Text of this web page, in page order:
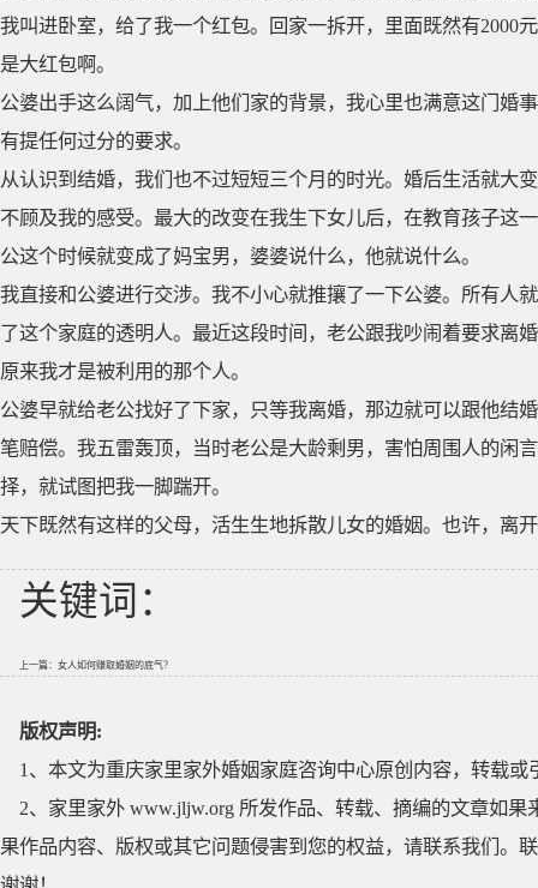
我叫进卧室，给了我一个红包。回家一拆开，里面既然有2000
是大红包啊。
公婆出手这么阔气，加上他们家的背景，我心里也满意这门婚
有提任何过分的要求。
从认识到结婚，我们也不过短短三个月的时光。婚后生活就大
不顾及我的感受。最大的改变在我生下女儿后，在教育孩子这
公这个时候就变成了妈宝男，婆婆说什么，他就说什么。
我直接和公婆进行交涉。我不小心就推攘了一下公婆。所有人
了这个家庭的透明人。最近这段时间，老公跟我吵闹着要求离
原来我才是被利用的那个人。
公婆早就给老公找好了下家，只等我离婚，那边就可以跟他结
笔赔偿。我五雷轰顶，当时老公是大龄剩男，害怕周围人的闲
择，就试图把我一脚踹开。
天下既然有这样的父母，活生生地拆散儿女的婚姻。也许，离
关键词：
上一篇： 女人如何赚取婚姻的底气？
版权声明:
1、本文为重庆家里家外婚姻家庭咨询中心原创内容，转载
2、家里家外 www.jljw.org 所发作品、转载、摘编的文章如
果作品内容、版权或其它问题侵害到您的权益，请联系我们。